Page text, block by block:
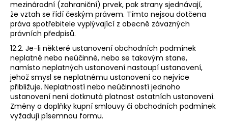
mezinárodní (zahraniční) prvek, pak strany sjednávají,
že vztah se řídí českým právem. Tímto nejsou dotčena
práva spotřebitele vyplývající z obecně závazných
právních předpisů.
12.2. Je-li některé ustanovení obchodních podmínek
neplatné nebo neúčinné, nebo se takovým stane,
namísto neplatných ustanovení nastoupí ustanovení,
jehož smysl se neplatnému ustanovení co nejvíce
přibližuje. Neplatností nebo neúčinností jednoho
ustanovení není dotknutá platnost ostatních ustanovení.
Změny a doplňky kupní smlouvy či obchodních podmínek
vyžadují písemnou formu.